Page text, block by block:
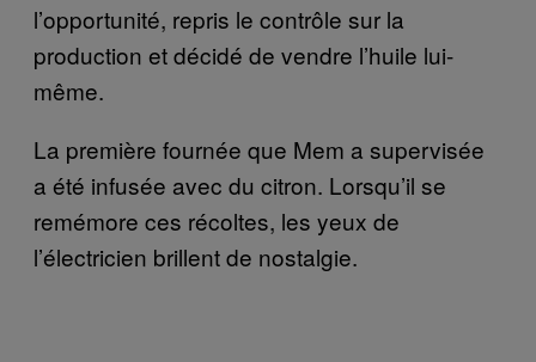
l’opportunité, repris le contrôle sur la
production et décidé de vendre l’huile lui-
même.
La première fournée que Mem a supervisée
a été infusée avec du citron. Lorsqu’il se
remémore ces récoltes, les yeux de
l’électricien brillent de nostalgie.